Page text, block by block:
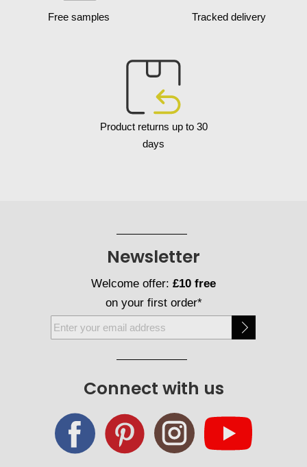
Free samples Tracked delivery
Product returns up to 30
days
Connect with us
Newsletter
Welcome offer: £10 free
on your first order*
Sign
Up
Newsletter: